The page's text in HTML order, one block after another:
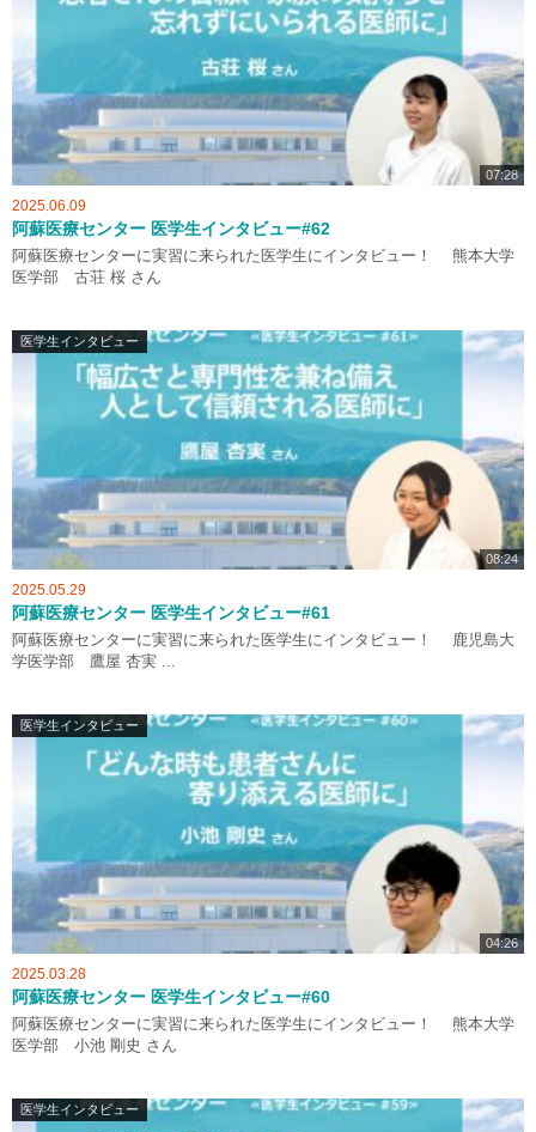
07:28
2025.06.09
阿蘇医療センター 医学生インタビュー#62
阿蘇医療センターに実習に来られた医学生にインタビュー！ 熊本大学
医学部 古荘 桜 さん
医学生インタビュー
08:24
2025.05.29
阿蘇医療センター 医学生インタビュー#61
阿蘇医療センターに実習に来られた医学生にインタビュー！ 鹿児島大
学医学部 鷹屋 杏実 ...
医学生インタビュー
04:26
2025.03.28
阿蘇医療センター 医学生インタビュー#60
阿蘇医療センターに実習に来られた医学生にインタビュー！ 熊本大学
医学部 小池 剛史 さん
医学生インタビュー